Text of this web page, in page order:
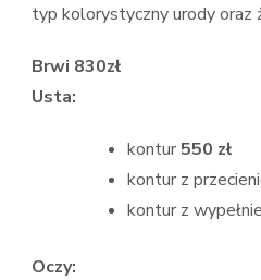
typ kolorystyczny urody oraz
Brwi 830zł
Usta:
kontur550 zł
kontur z
kontur z
Oczy: